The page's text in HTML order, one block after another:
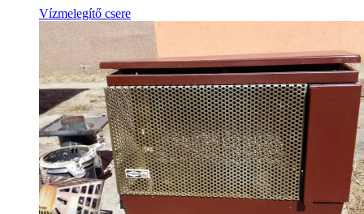
Vízmelegítő csere